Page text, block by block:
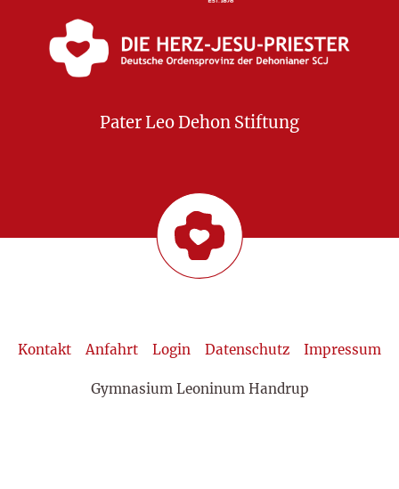
Pater Leo Dehon Stiftung
Kontakt Anfahrt Login Datenschutz Impressum
Gymnasium Leoninum Handrup